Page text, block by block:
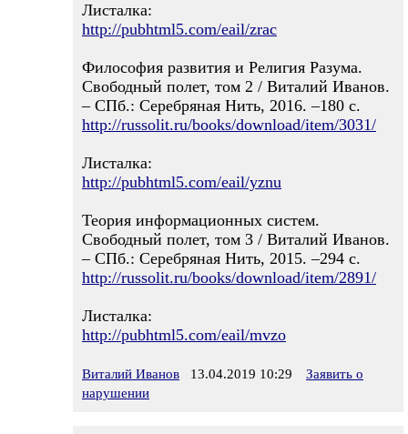
Листалка:
http://pubhtml5.com/eail/zrac
Философия развития и Религия Разума.
Свободный полет, том 2 / Виталий Иванов.
– СПб.: Серебряная Нить, 2016. –180 с.
http://russolit.ru/books/download/item/3031/
Листалка:
http://pubhtml5.com/eail/yznu
Теория информационных систем.
Свободный полет, том 3 / Виталий Иванов.
– СПб.: Серебряная Нить, 2015. –294 с.
http://russolit.ru/books/download/item/2891/
Листалка:
http://pubhtml5.com/eail/mvzo
Виталий Иванов 13.04.2019 10:29
Заявить о
нарушении